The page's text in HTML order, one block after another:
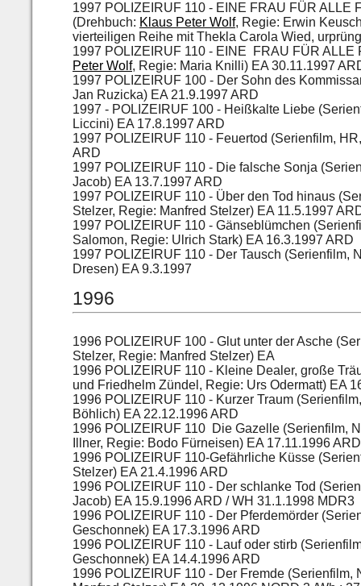
1997 POLIZEIRUF 110 - EINE FRAU FÜR ALLE
(Drehbuch: Klaus Peter Wolf, Regie: Erwin
vierteiligen Reihe mit Thekla Carola Wied,
1997 POLIZEIRUF 110 - EINE FRAU FÜR
Peter Wolf, Regie: Maria Knilli) EA 30.11.1997
1997 POLIZEIRUF 100 - Der Sohn des
Jan Ruzicka) EA 21.9.1997 ARD
1997 - POLIZEIRUF 100 - Heißkalte Liebe
Liccini) EA 17.8.1997 ARD
1997 POLIZEIRUF 110 - Feuertod (Serienfilm,
ARD
1997 POLIZEIRUF 110 - Die falsche Sonja
Jacob) EA 13.7.1997 ARD
1997 POLIZEIRUF 110 - Über den Tod hinaus
Stelzer, Regie: Manfred Stelzer) EA 11.5.1997
1997 POLIZEIRUF 110 - Gänseblümchen
Salomon, Regie: Ulrich Stark) EA 16.3.1997 ARD
1997 POLIZEIRUF 110 - Der Tausch (Serienfilm,
Dresen) EA 9.3.1997
1996
1996 POLIZEIRUF 100 - Glut unter der Asche
Stelzer, Regie: Manfred Stelzer) EA
1996 POLIZEIRUF 110 - Kleine Dealer, große
und Friedhelm Zündel, Regie: Urs Odermatt) EA
1996 POLIZEIRUF 110 - Kurzer Traum
Böhlich) EA 22.12.1996 ARD
1996 POLIZEIRUF 110 Die Gazelle (Serienfilm,
Illner, Regie: Bodo Fürneisen) EA 17.11.1996 ARD
1996 POLIZEIRUF 110-Gefährliche Küsse
Stelzer) EA 21.4.1996 ARD
1996 POLIZEIRUF 110 - Der schlanke Tod
Jacob) EA 15.9.1996 ARD / WH 31.1.1998 MDR3
1996 POLIZEIRUF 110 - Der Pferdemörder
Geschonnek) EA 17.3.1996 ARD
1996 POLIZEIRUF 110 - Lauf oder stirb
Geschonnek) EA 14.4.1996 ARD
1996 POLIZEIRUF 110 - Der Fremde